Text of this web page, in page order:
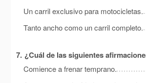
Un carril exclusivo para motocicletas.
Tanto ancho como un carril completo.
7. ¿Cuál de las siguientes
Comience a frenar temprano.